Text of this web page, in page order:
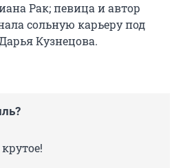
Рак; певица и автор
сольную карьеру под
Кузнецова.